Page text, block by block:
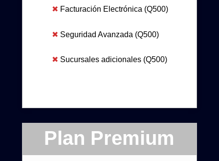
✖ Facturación Electrónica (Q500)
✖ Seguridad Avanzada (Q500)
✖ Sucursales adicionales (Q500)
Plan Premium